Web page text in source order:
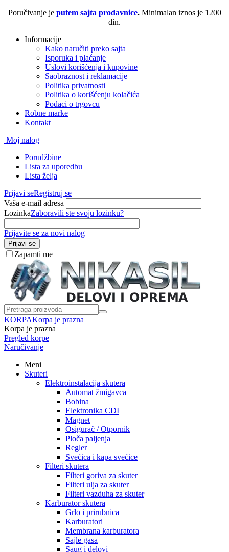
Poručivanje je putem sajta prodavnice. Minimalan iznos je 1200
din.
Informacije
Kako naručiti preko sajta
Isporuka i plaćanje
Uslovi korišćenja i kupovine
Saobraznost i reklamacije
Politika privatnosti
Politika o korišćenju kolačića
Podaci o trgovcu
Robne marke
Kontakt
Moj nalog
Porudžbine
Lista za uporedbu
Lista želja
Prijavi seRegistruj se
Vaša e-mail adresa
LozinkaZaboravili ste svoju lozinku?
Prijavite se za novi nalog
Prijavi se
Zapamti me
KORPAKorpa je prazna
Korpa je prazna
Pregled korpe
Naručivanje
Meni
Skuteri
Elektroinstalacija skutera
Automat žmigavca
Bobina
Elektronika CDI
Magnet
Osigurač / Otpornik
Ploča paljenja
Regler
Svećica i kapa svećice
Filteri skutera
Filteri goriva za skuter
Filteri ulja za skuter
Filteri vazduha za skuter
Karburator skutera
Grlo i prirubnica
Karburatori
Membrana karburatora
Sajle gasa
Saug i delovi